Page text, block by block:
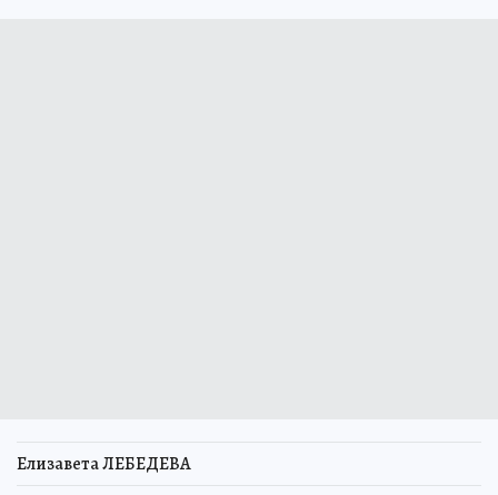
Елизавета ЛЕБЕДЕВА